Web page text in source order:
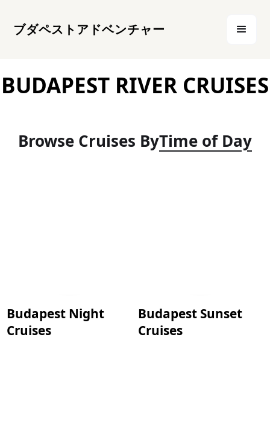
ブダペストアドベンチャー
BUDAPEST RIVER CRUISES
Browse Cruises ByTime of Day
Budapest Night
Cruises
Budapest Sunset
Cruises